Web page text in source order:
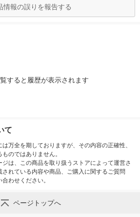
情報の誤りを報告する
すると履歴が表示されます
て
万全を期しておりますが、その内容の正確性、
のではありません。
は、この商品を取り扱うストアによって運営さ
れている内容や商品、ご購入に関するご質問
わせください。
ページトップへ